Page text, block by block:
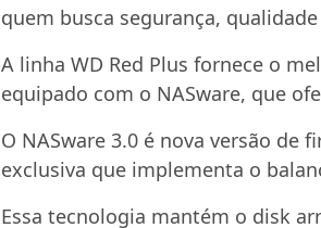
quem busca segurança,
A linha WD Red Plus fornece o
equipado com o NASware, que
O NASware 3.0 é nova versão
exclusiva que implementa o
Essa tecnologia mantém o disk